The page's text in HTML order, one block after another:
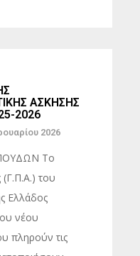
ΑΣΚΗΣΗΣ
2026
2026
Το
(Γ.Π.Α.) του
Ελλάδος
νέου
πληρούν τις